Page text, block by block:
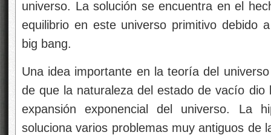
universo. La solución se encuentra en el
equilibrio en este universo primitivo debido
big bang.
Una idea importante en la teoría del
de que la naturaleza del estado de vacío
expansión exponencial del universo. La
soluciona varios problemas muy antiguos de